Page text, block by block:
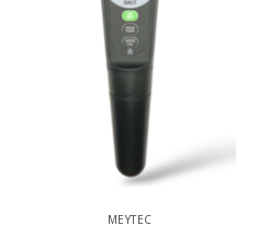
MEYTEC